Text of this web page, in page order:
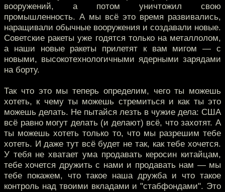
вооружений, а потом уничтожил свою
промышленность. А мы всё это время развивались,
наращивали обычные вооружения и создавали новые.
Советские ракеты уже годятся только на металлолом,
а наши новые ракеты прилетят к вам мигом — с
новыми, высокотехнологичными ядерными зарядами
на борту.
Так что это мы теперь определим, чего ты можешь
хотеть, к чему ты можешь стремиться и как ты это
можешь делать. Не пытайся лезть в чужие дела: США
всё равно могут делать (и делают) всё, что захотят. А
ты можешь хотеть только то, что мы разрешим тебе
хотеть. И даже тут всё будет не так, как тебе хочется.
У тебя не хватает ума продавать керосин китайцам,
тебе хочется дружить с нами и продавать нам — мы
тебе покажем, что такое наша дружба и что такое
контроль над твоими вкладами и "стабфондами". Это